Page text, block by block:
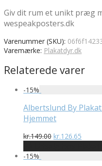
Giv dit rum et unikt præg
wespeakposters.dk
Varenummer (SKU):
Varemærke: Plakatdyr.dk
Relaterede varer
-15%
Albertslund By
Hjemmet
kr.149.00 Den
pris
kr.126.65
pris
-15%